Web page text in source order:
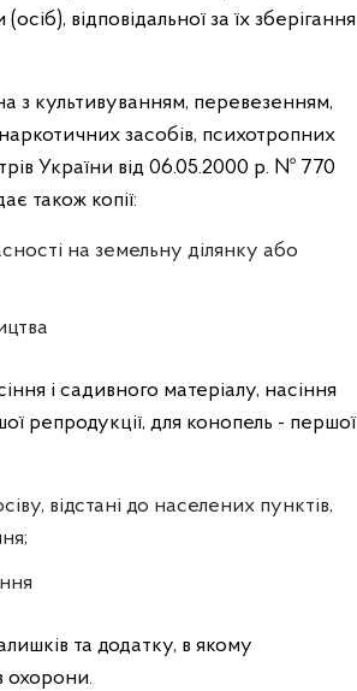
відповідальної за їх зберігання
з культивуванням, перевезенням,
засобів, психотропних
України від 06.05.2000 р. № 770
також копії:
на земельну ділянку або
і садивного матеріалу, насіння
репродукції, для конопель - першої
відстані до населених пунктів,
та додатку, в якому
охорони.